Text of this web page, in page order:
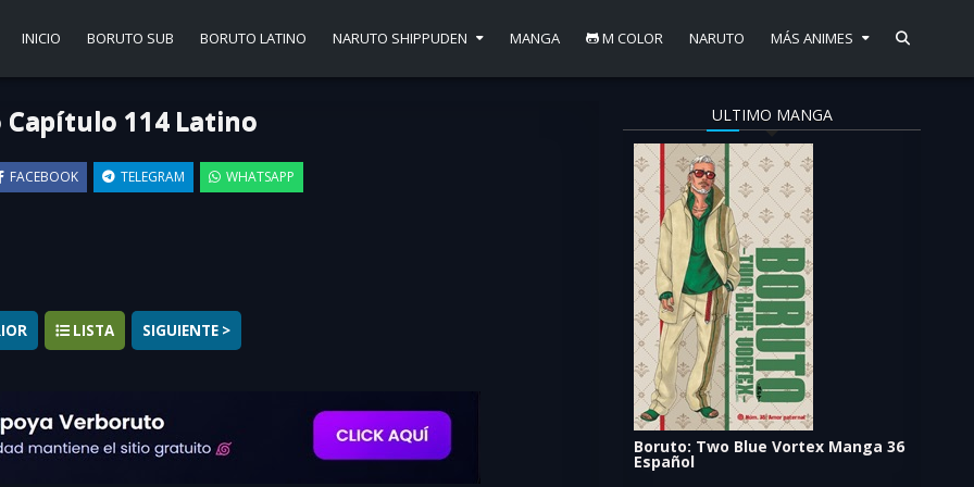
INICIO BORUTO SUB BORUTO LATINO NARUTO SHIPPUDEN MANGA M COLOR NARUTO MÁS ANIMES
114 Latino
FACEBOOK TELEGRAM WHATSAPP
▶
LISTA SIGUIENTE >
ULTIMO MANGA
Boruto: Two Blue Vortex Manga 36
Español